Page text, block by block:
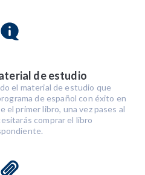
de estudio
el material de estudio que
de español con éxito en
el primer libro, una vez pases al
comprar el libro